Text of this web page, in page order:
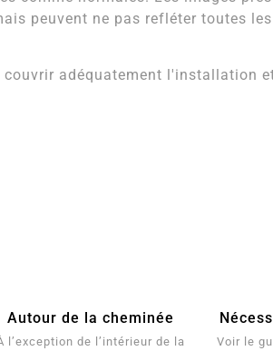
peuvent ne pas refléter toutes
adéquatement l'installation
Autour de la cheminée
l’exception de l’intérieur de la
Voir le